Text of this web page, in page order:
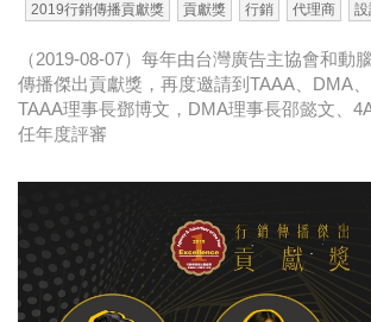
2019行銷傳播貢獻獎 貢獻獎 行銷 代理商
（2019-08-07）每年由台灣廣告主協會和動
傳播傑出貢獻獎，再度邀請到TAAA、DMA
TAAA理事長鄧博文，DMA理事長邵懿文、
任年度評審
2023台灣民生快消品牌排行 14億次
牌足跡贏家
域動行銷公布人事異動
時尚
金獎的代價 牛恆泰：沒人知道我失去
台灣百事食品 注重品牌體驗創造差異